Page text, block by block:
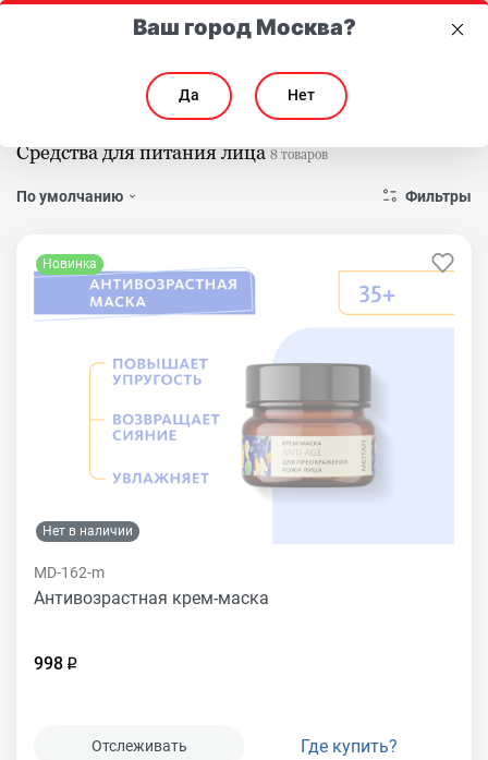
Для лица Питание
Средства для питания лица8 товаров
По умолчанию Фильтры
Новинка
Нет в наличии
MD-162-m
Антивозрастная крем-маска
998
Отслеживать Где купить?
Ваш город Москва?
Да Нет